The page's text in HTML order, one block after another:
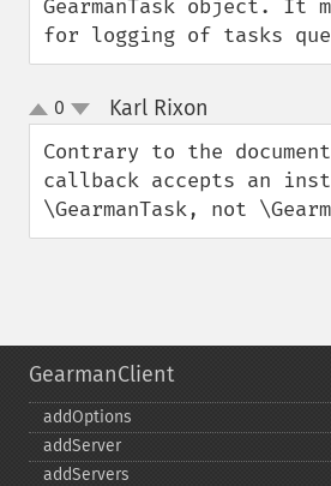
GearmanTask object. It
for logging of tasks
up
down
0 Karl Rixon
Contrary to the
callback accepts an
\GearmanTask, not
GearmanClient
addOptions
addServer
addServers